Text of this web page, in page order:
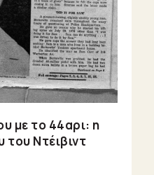
με το 44αρι: η
του Ντέιβιντ